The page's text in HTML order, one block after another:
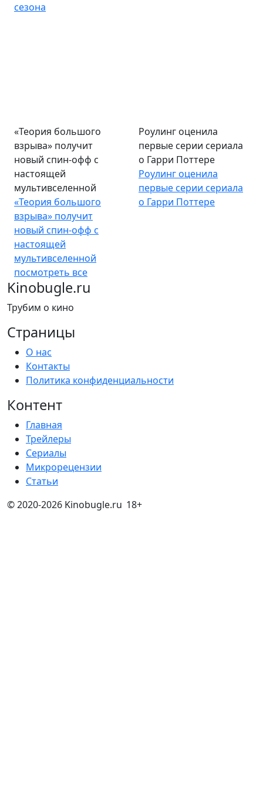
сезона
«Теория большого
взрыва» получит
новый спин-офф с
настоящей
мультивселенной
«Теория большого
взрыва» получит
новый спин-офф с
настоящей
мультивселенной
Роулинг оценила
первые серии сериала
о Гарри Поттере
Роулинг оценила
первые серии сериала
о Гарри Поттере
посмотреть все
Kinobugle.ru
Трубим о кино
Страницы
О нас
Контакты
Политика конфиденциальности
Контент
Главная
Трейлеры
Сериалы
Микрорецензии
Статьи
© 2020-2026 Kinobugle.ru 18+